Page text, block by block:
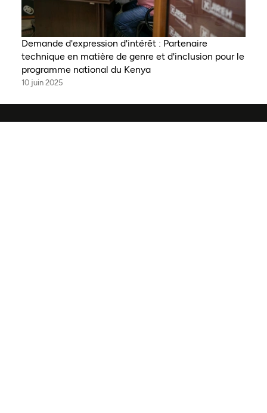
Demande d'expression d'intérêt : Partenaire
technique en matière de genre et d'inclusion pour le
programme national du Kenya
10 juin 2025